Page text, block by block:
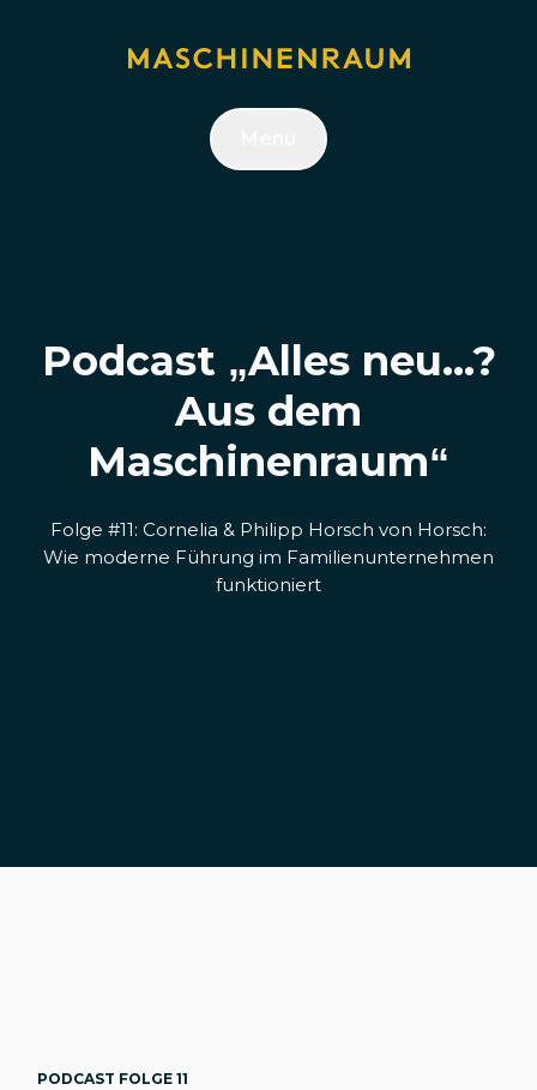
Podcast „Alles neu...?
Aus dem
Maschinenraum“
Folge #11: Cornelia & Philipp Horsch von Horsch:
Wie moderne Führung im Familienunternehmen
funktioniert
PODCAST FOLGE 11